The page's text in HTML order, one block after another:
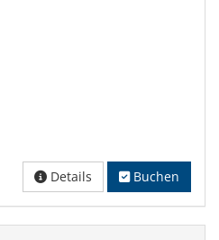
Details Buchen